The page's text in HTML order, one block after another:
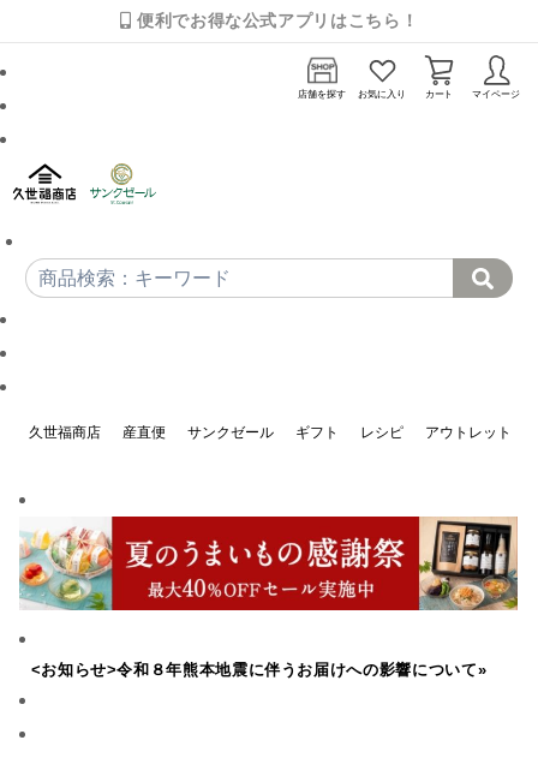
便利でお得な公式アプリはこちら！
店舗を探す お気に入り カート マイページ
久世福商店 産直便 サンクゼール ギフト レシピ アウトレット
<お知らせ>令和８年熊本地震に伴うお届けへの影響について»